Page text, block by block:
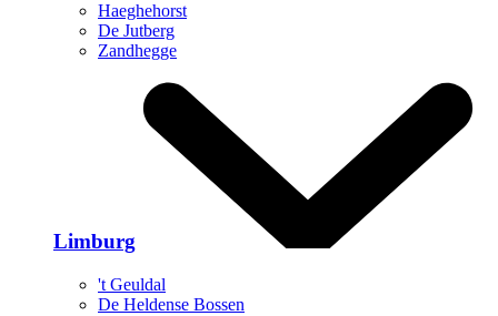
Haeghehorst
De Jutberg
Zandhegge
Limburg
't Geuldal
De Heldense Bossen